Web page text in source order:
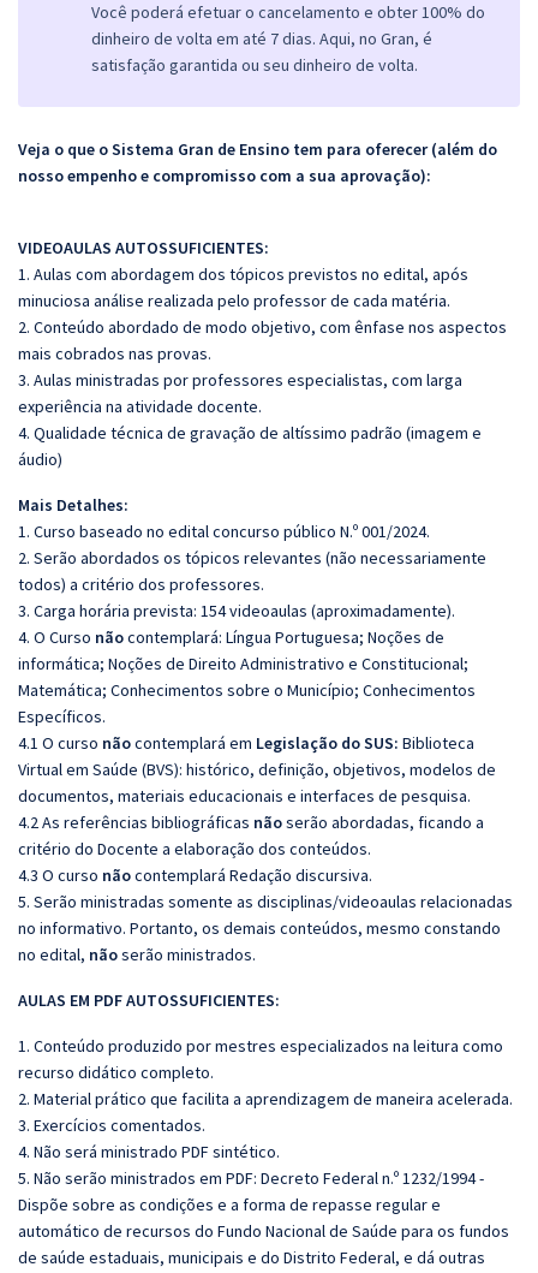
Você poderá efetuar o cancelamento e obter 100% do
dinheiro de volta em até 7 dias. Aqui, no Gran, é
satisfação garantida ou seu dinheiro de volta.
Veja o que o Sistema Gran de Ensino tem para oferecer (além do
nosso empenho e compromisso com a sua aprovação):
VIDEOAULAS AUTOSSUFICIENTES:
1. Aulas com abordagem dos tópicos previstos no edital, após
minuciosa análise realizada pelo professor de cada matéria.
2. Conteúdo abordado de modo objetivo, com ênfase nos aspectos
mais cobrados nas provas.
3. Aulas ministradas por professores especialistas, com larga
experiência na atividade docente.
4. Qualidade técnica de gravação de altíssimo padrão (imagem e
áudio)
Mais Detalhes:
1. Curso baseado no edital concurso público N.º 001/2024.
2. Serão abordados os tópicos relevantes (não necessariamente
todos) a critério dos professores.
3. Carga horária prevista: 154 videoaulas (aproximadamente).
4. O Curso nãocontemplará: Língua Portuguesa; Noções de
informática; Noções de Direito Administrativo e Constitucional;
Matemática; Conhecimentos sobre o Município; Conhecimentos
Específicos.
4.1 O curso nãocontemplará em Legislação do SUS: Biblioteca
Virtual em Saúde (BVS): histórico, definição, objetivos, modelos de
documentos, materiais educacionais e interfaces de pesquisa.
4.2 As referências bibliográficas nãoserão abordadas, ficando a
critério do Docente a elaboração dos conteúdos.
4.3 O curso nãocontemplará Redação discursiva.
5. Serão ministradas somente as disciplinas/videoaulas relacionadas
no informativo. Portanto, os demais conteúdos, mesmo constando
no edital, nãoserão ministrados.
AULAS EM PDF AUTOSSUFICIENTES:
1. Conteúdo produzido por mestres especializados na leitura como
recurso didático completo.
2. Material prático que facilita a aprendizagem de maneira acelerada.
3. Exercícios comentados.
4. Não será ministrado PDF sintético.
5. Não serão ministrados em PDF: Decreto Federal n.º 1232/1994 -
Dispõe sobre as condições e a forma de repasse regular e
automático de recursos do Fundo Nacional de Saúde para os fundos
de saúde estaduais, municipais e do Distrito Federal, e dá outras